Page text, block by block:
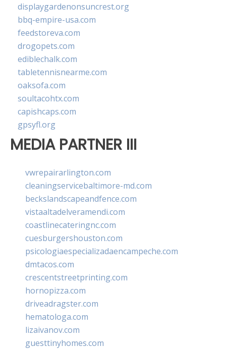
displaygardenonsuncrest.org
bbq-empire-usa.com
feedstoreva.com
drogopets.com
ediblechalk.com
tabletennisnearme.com
oaksofa.com
soultacohtx.com
capishcaps.com
gpsyfl.org
MEDIA PARTNER III
vwrepairarlington.com
cleaningservicebaltimore-md.com
beckslandscapeandfence.com
vistaaltadelveramendi.com
coastlinecateringnc.com
cuesburgershouston.com
psicologiaespecializadaencampeche.com
dmtacos.com
crescentstreetprinting.com
hornopizza.com
driveadragster.com
hematologa.com
lizaivanov.com
guesttinyhomes.com